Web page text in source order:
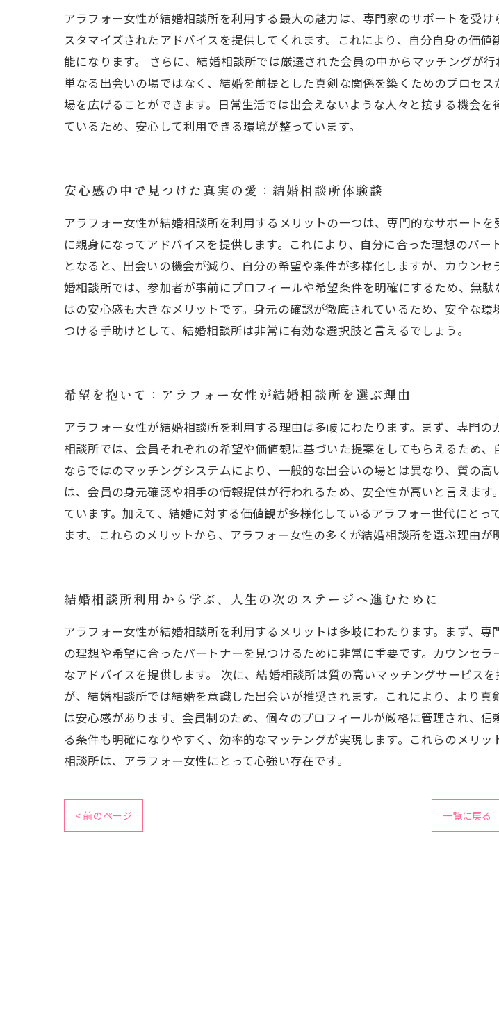
アラフォー女性が結婚相談所を利用する最大の魅力は、専門家のサポートを受
スタマイズされたアドバイスを提供してくれます。これにより、自分自身の価
能になります。 さらに、結婚相談所では厳選された会員の中からマッチングが
単なる出会いの場ではなく、結婚を前提とした真剣な関係を築くためのプロセ
場を広げることができます。日常生活では出会えないような人々と接する機会
ているため、安心して利用できる環境が整っています。
安心感の中で見つけた真実の愛：結婚相談所体験談
アラフォー女性が結婚相談所を利用するメリットの一つは、専門的なサポート
に親身になってアドバイスを提供します。これにより、自分に合った理想のパ
となると、出会いの機会が減り、自分の希望や条件が多様化しますが、カウン
婚相談所では、参加者が事前にプロフィールや希望条件を明確にするため、無
はの安心感も大きなメリットです。身元の確認が徹底されているため、安全な
つける手助けとして、結婚相談所は非常に有効な選択肢と言えるでしょう。
希望を抱いて：アラフォー女性が結婚相談所を選ぶ理由
アラフォー女性が結婚相談所を利用する理由は多岐にわたります。まず、専門
相談所では、会員それぞれの希望や価値観に基づいた提案をしてもらえるため
ならではのマッチングシステムにより、一般的な出会いの場とは異なり、質の
は、会員の身元確認や相手の情報提供が行われるため、安全性が高いと言えま
ています。加えて、結婚に対する価値観が多様化しているアラフォー世代にと
ます。これらのメリットから、アラフォー女性の多くが結婚相談所を選ぶ理由が
結婚相談所利用から学ぶ、人生の次のステージへ進むために
アラフォー女性が結婚相談所を利用するメリットは多岐にわたります。まず、
の理想や希望に合ったパートナーを見つけるために非常に重要です。カウンセ
なアドバイスを提供します。 次に、結婚相談所は質の高いマッチングサービス
が、結婚相談所では結婚を意識した出会いが推奨されます。これにより、より
は安心感があります。会員制のため、個々のプロフィールが厳格に管理され、
る条件も明確になりやすく、効率的なマッチングが実現します。これらのメリ
相談所は、アラフォー女性にとって心強い存在です。
< 前のページ 一覧に戻る